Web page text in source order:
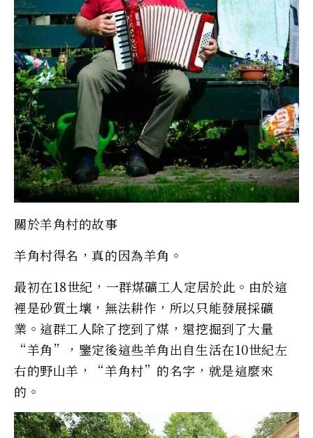
關於羊角村的故事
羊角村得名，真的因為羊角。
最初在18世紀，一群煤礦工人定居於此。由於這
裡是砂質土壤，無法耕作，所以只能發展採礦
業。這群工人除了挖到了煤，還挖掘到了大量
“羊角”，鑒定後這些羊角出自生活在10世紀左
右的野山羊，“羊角村”的名字，就是這麼來
的。